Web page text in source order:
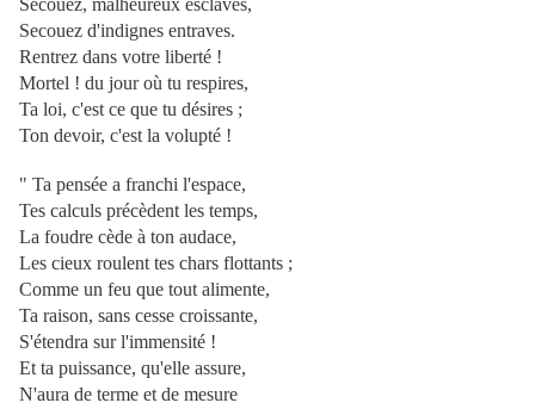
Secouez, malheureux esclaves,
Secouez d'indignes entraves.
Rentrez dans votre liberté !
Mortel ! du jour où tu respires,
Ta loi, c'est ce que tu désires ;
Ton devoir, c'est la volupté !
" Ta pensée a franchi l'espace,
Tes calculs précèdent les temps,
La foudre cède à ton audace,
Les cieux roulent tes chars flottants ;
Comme un feu que tout alimente,
Ta raison, sans cesse croissante,
S'étendra sur l'immensité !
Et ta puissance, qu'elle assure,
N'aura de terme et de mesure